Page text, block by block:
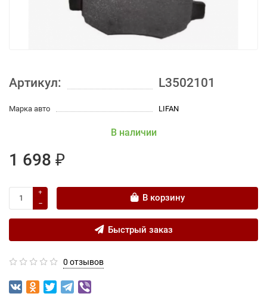
Артикул: L3502101
Марка авто LIFAN
В наличии
1 698 ₽
В корзину
Быстрый заказ
0 отзывов